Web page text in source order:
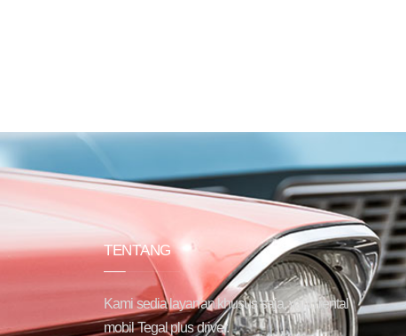
TENTANG
Kami sedia layanan khusus saja, yaitu rental
mobil Tegal plus driver.